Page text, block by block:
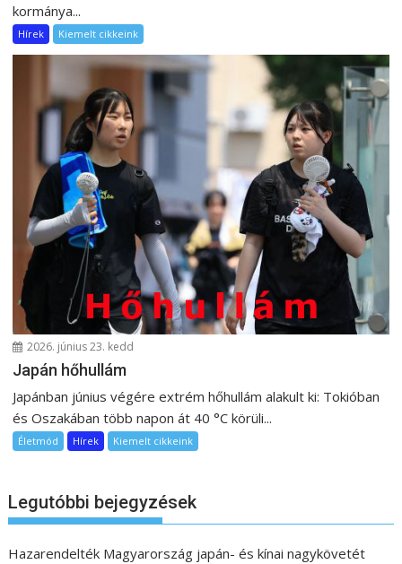
kormánya...
Hírek Kiemelt cikkeink
2026. június 23. kedd
Japán hőhullám
Japánban június végére extrém hőhullám alakult ki: Tokióban
és Oszakában több napon át 40 °C körüli...
Életmód Hírek Kiemelt cikkeink
Legutóbbi bejegyzések
Hazarendelték Magyarország japán- és kínai nagykövetét